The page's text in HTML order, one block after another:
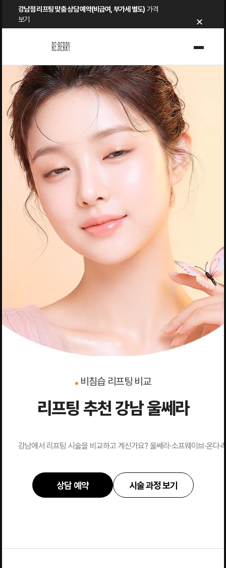
강남점 리프팅 맞춤 상담 예약(비급여, 부가세 별도) 가격
보기
×
비침습 리프팅 비교
리프팅 추천 강남 울쎄라
강남에서 리프팅 시술을 비교하고 계신가요? 울쎄라·소프웨이브·온
상담 예약 시술 과정 보기